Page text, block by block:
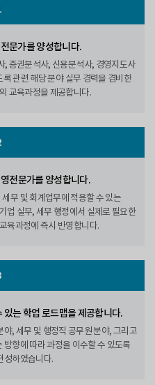
문가를 양성합니다.
증권분석사, 신용분석사, 경영지도사
관련 해당 분야 실무 경력을 겸비한
교육과정을 제공합니다.
전문가를 양성합니다.
무 및 회계업무에 적용할 수 있는
업 실무, 세무 행정에서 실제로 필요한
육과정에 즉시 반영합니다.
는 학업 로드맵을 제공합니다.
, 세무 및 행정직 공무원 분야, 그리고
향에 따라 과정을 이수할 수 있도록
성하였습니다.